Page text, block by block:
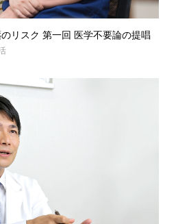
リスク 第一回 医学不要論の提唱